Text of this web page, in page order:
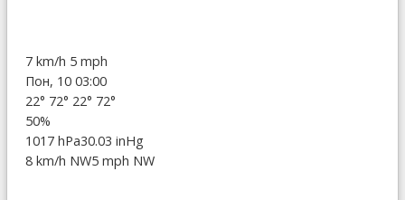
7 km/h 5 mph
Пон, 10 03:00
22° 72° 22° 72°
50%
1017 hPa30.03 inHg
8 km/h NW5 mph NW